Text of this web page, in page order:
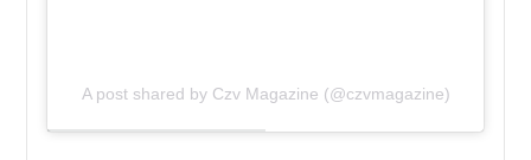
A post shared by Czv Magazine (@czvmagazine)